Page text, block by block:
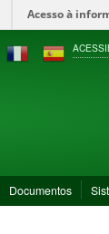
Acesso à
Documentos